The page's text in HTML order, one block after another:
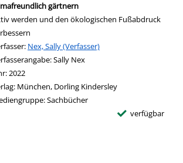
gärtnern
werden und den ökologischen Fußabdruck
Suche nach diesem Verfasser
Nex, Sally (Verfasser)
Sally Nex
2022
München, Dorling Kindersley
Sachbücher
verfügbar